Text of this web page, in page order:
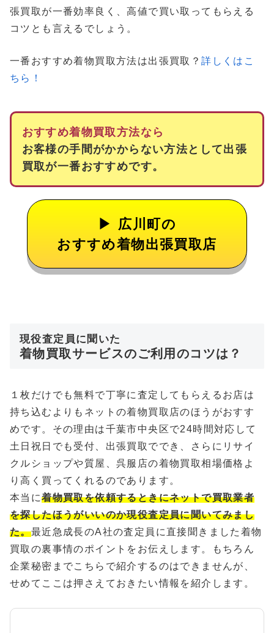
張買取が一番効率良く、高値で買い取ってもらえる
コツとも言えるでしょう。
一番おすすめ着物買取方法は出張買取？詳しくはこ
ちら！
おすすめ着物買取方法なら
お客様の手間がかからない方法として出張
買取が一番おすすめです。
広川町の
おすすめ着物出張買取店
現役査定員に聞いた
着物買取サービスのご利用のコツは？
１枚だけでも無料で丁寧に査定してもらえるお店は
持ち込むよりもネットの着物買取店のほうがおすす
めです。その理由は千葉市中央区で24時間対応して
土日祝日でも受付、出張買取ででき、さらにリサイ
クルショップや質屋、呉服店の着物買取相場価格よ
り高く買ってくれるのであります。
本当に着物買取を依頼するときにネットで買取業者
を探したほうがいいのか現役査定員に聞いてみまし
た。最近急成長のA社の査定員に直接聞きました着物
買取の裏事情のポイントをお伝えします。もちろん
企業秘密までこちらで紹介するのはできませんが、
せめてここは押さえておきたい情報を紹介します。